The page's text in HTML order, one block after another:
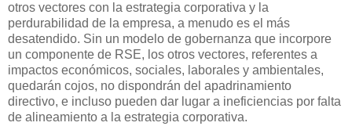
otros vectores con la estrategia corporativa y la
perdurabilidad de la empresa, a menudo es el más
desatendido. Sin un modelo de gobernanza que incorpore
un componente de RSE, los otros vectores, referentes a
impactos económicos, sociales, laborales y ambientales,
quedarán cojos, no dispondrán del apadrinamiento
directivo, e incluso pueden dar lugar a ineficiencias por falta
de alineamiento a la estrategia corporativa.